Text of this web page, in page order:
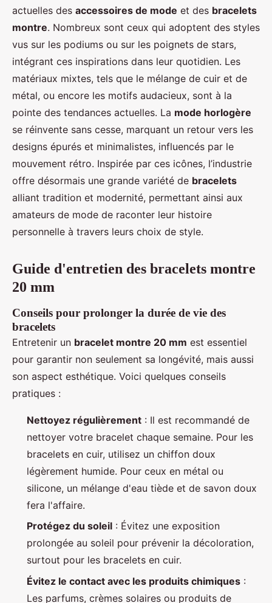
actuelles des accessoires de mode et des bracelets
montre. Nombreux sont ceux qui adoptent des styles
vus sur les podiums ou sur les poignets de stars,
intégrant ces inspirations dans leur quotidien. Les
matériaux mixtes, tels que le mélange de cuir et de
métal, ou encore les motifs audacieux, sont à la
pointe des tendances actuelles. La mode horlogère
se réinvente sans cesse, marquant un retour vers les
designs épurés et minimalistes, influencés par le
mouvement rétro. Inspirée par ces icônes, l’industrie
offre désormais une grande variété de bracelets
alliant tradition et modernité, permettant ainsi aux
amateurs de mode de raconter leur histoire
personnelle à travers leurs choix de style.
Guide d'entretien des bracelets montre
20 mm
Conseils pour prolonger la durée de vie des
bracelets
Entretenir un bracelet montre 20 mm est essentiel
pour garantir non seulement sa longévité, mais aussi
son aspect esthétique. Voici quelques conseils
pratiques :
Nettoyez régulièrement : Il est recommandé de
nettoyer votre bracelet chaque semaine. Pour les
bracelets en cuir, utilisez un chiffon doux
légèrement humide. Pour ceux en métal ou
silicone, un mélange d'eau tiède et de savon doux
fera l'affaire.
Protégez du soleil : Évitez une exposition
prolongée au soleil pour prévenir la décoloration,
surtout pour les bracelets en cuir.
Évitez le contact avec les produits chimiques :
Les parfums, crèmes solaires ou produits de